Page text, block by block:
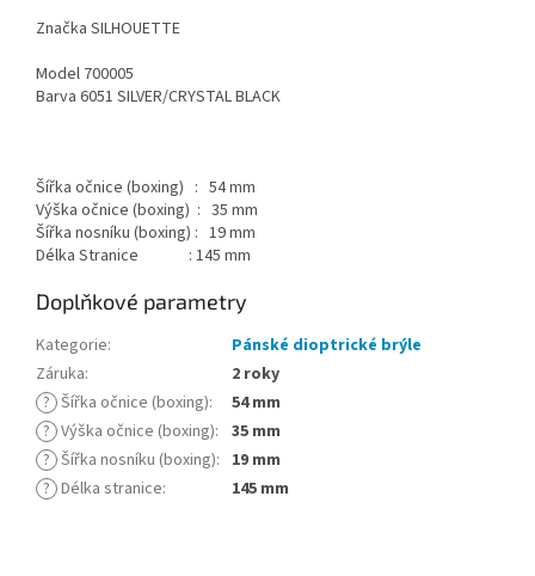
Značka SILHOUETTE
Model 700005
Barva 6051 SILVER/CRYSTAL BLACK
Šířka očnice (boxing) : 54 mm
Výška očnice (boxing) : 35 mm
Šířka nosníku (boxing) : 19 mm
Délka Stranice : 145 mm
Doplňkové parametry
Kategorie:
Pánské dioptrické brýle
Záruka:
2 roky
? Šířka očnice (boxing):
54 mm
? Výška očnice (boxing): 35 mm
? Šířka nosníku (boxing): 19 mm
? Délka stranice: 145 mm